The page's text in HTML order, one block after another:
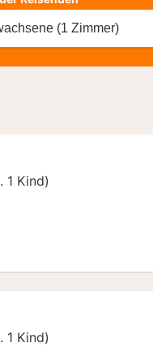
(1 Zimmer)
1 Kind)
1 Kind)